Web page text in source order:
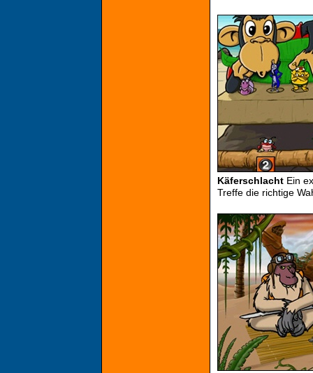
Käferschlacht Ein
Treffe die richtige